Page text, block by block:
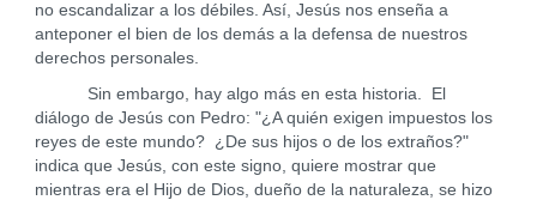
no escandalizar a los débiles. Así, Jesús nos enseña a
anteponer el bien de los demás a la defensa de nuestros
derechos personales.
Sin embargo, hay algo más en esta historia. El
diálogo de Jesús con Pedro: "¿A quién exigen impuestos los
reyes de este mundo? ¿De sus hijos o de los extraños?"
indica que Jesús, con este signo, quiere mostrar que
mientras era el Hijo de Dios, dueño de la naturaleza, se hizo